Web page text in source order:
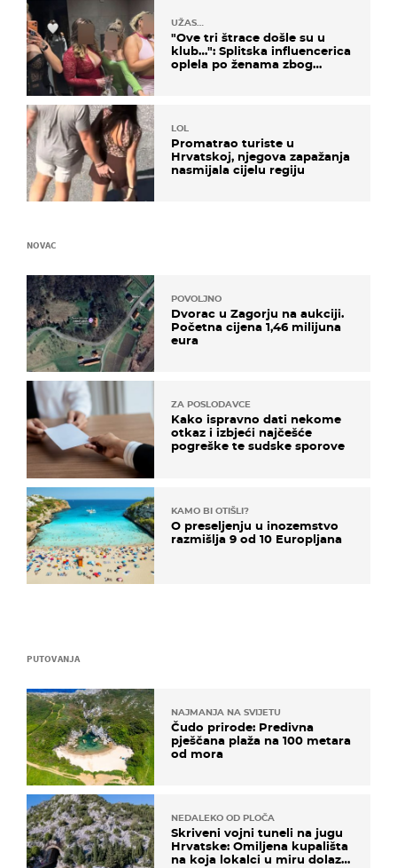
UŽAS…
"Ove tri štrace došle su u
klub…": Splitska influencerica
oplela po ženama zbog
LOL
Promatrao turiste u
Hrvatskoj, njegova zapažanja
nasmijala cijelu regiju
PUTOVANJA
NAJMANJA NA SVIJETU
Čudo prirode: Predivna
pješčana plaža na 100 metara
od mora
NEDALEKO OD PLOČA
Skriveni vojni tuneli na jugu
Hrvatske: Omiljena kupališta
na koja lokalci u miru dolaze
NOVAC
POVOLJNO
Dvorac u Zagorju na aukciji.
Početna cijena 1,46 milijuna
eura
ZA POSLODAVCE
Kako ispravno dati nekome
otkaz i izbjeći najčešće
pogreške te sudske sporove
KAMO BI OTIŠLI?
O preseljenju u inozemstvo
razmišlja 9 od 10 Europljana